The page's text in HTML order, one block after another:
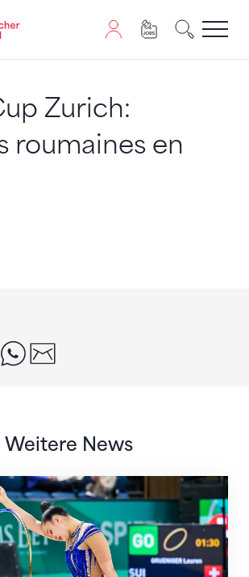
Seite wird JavaScript benötigt.
Zurich:
roumaines en
linkedinwhatsapp
Weitere News
Weltmeisterschaft